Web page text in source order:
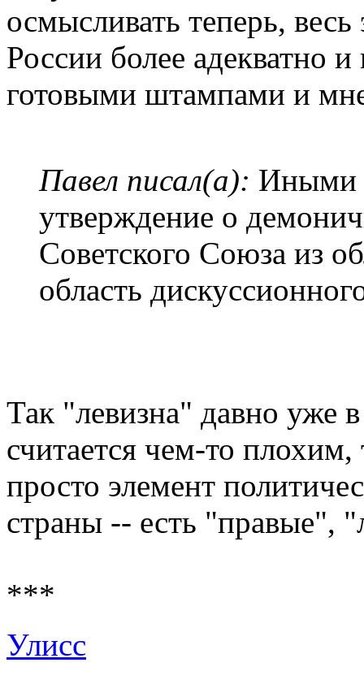
осмысливать теперь,
России более адекватно
готовыми штампами и
Павел писал(а): Иными
утверждение о
Советского Союза из
область
Так "левизна" давно уже
считается чем-то
просто элемент
страны -- есть "правые",
***
Улисс